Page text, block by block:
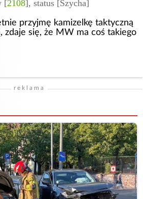
[2108], status [Szycha]
przyjmę kamizelkę taktyczną
zdaje się, że MW ma coś takiego
reklama